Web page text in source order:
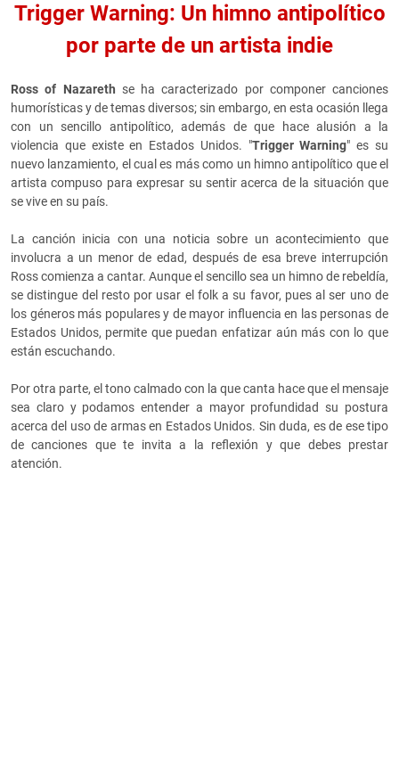
Trigger Warning: Un himno antipolítico
por parte de un artista indie
Ross of Nazareth se ha caracterizado por componer canciones
humorísticas y de temas diversos; sin embargo, en esta ocasión llega
con un sencillo antipolítico, además de que hace alusión a la
violencia que existe en Estados Unidos. "Trigger Warning" es su
nuevo lanzamiento, el cual es más como un himno antipolítico que el
artista compuso para expresar su sentir acerca de la situación que
se vive en su país.
La canción inicia con una noticia sobre un acontecimiento que
involucra a un menor de edad, después de esa breve interrupción
Ross comienza a cantar. Aunque el sencillo sea un himno de rebeldía,
se distingue del resto por usar el folk a su favor, pues al ser uno de
los géneros más populares y de mayor influencia en las personas de
Estados Unidos, permite que puedan enfatizar aún más con lo que
están escuchando.
Por otra parte, el tono calmado con la que canta hace que el mensaje
sea claro y podamos entender a mayor profundidad su postura
acerca del uso de armas en Estados Unidos. Sin duda, es de ese tipo
de canciones que te invita a la reflexión y que debes prestar
atención.